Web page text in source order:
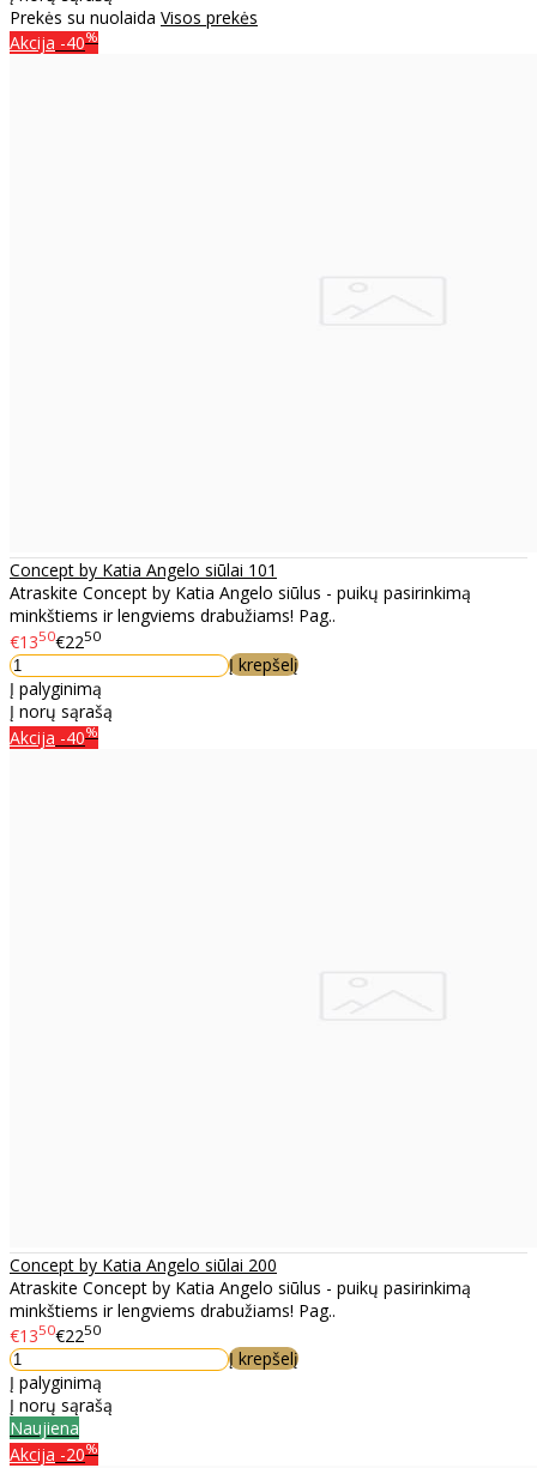
Prekės su nuolaida Visos prekės
Akcija -40%
Concept by Katia Angelo siūlai 101
Atraskite Concept by Katia Angelo siūlus - puikų pasirinkimą
minkštiems ir lengviems drabužiams! Pag..
€1350€2250
Į krepšelį
Į palyginimą
Į norų sąrašą
Akcija -40%
Concept by Katia Angelo siūlai 200
Atraskite Concept by Katia Angelo siūlus - puikų pasirinkimą
minkštiems ir lengviems drabužiams! Pag..
€1350€2250
Į krepšelį
Į palyginimą
Į norų sąrašą
Naujiena
Akcija -20%